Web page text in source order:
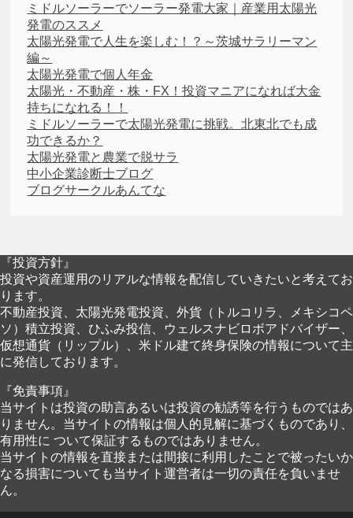
ミドルソーラーでソーラー発電大家｜産業用太陽光
発電のススメ
太陽光発電で人生を楽しむ！？～茨城サラリーマン
編～
太陽光発電で個人年金
太陽光・不動産・株・FX！投資マニアになれば大金
持ちになれる！！
ミドルソーラーで太陽光発電に挑戦。北東北でも成
功できるか？
太陽光発電と農業で脱サラ
中小企業診断士ブログ
ブログサークルあんてな
『投資方針』
投資や資産運用のリアルな情報を配信していきたいと考えてお
ります。
不動産投資、太陽光発電投資、外貨（トルコリラ、メキシコペ
ソ）積立投資、ひふみ投信、ウェルスナビロボアドバイザー、
仮想通貨（リップル）、米ドル建て終身保険の情報について主
に発信しております。
『免責事項』
当サイトは投資の助言あるいは投資の勧誘等を行うものではあ
りません。当サイトの情報は個人的見解に基づくものであり、
有用性に ついて保証するものではありません。
当サイトの情報を直接または間接に利用したことで被ったいか
なる損害についても当サイト運営者は一切の責任を負いませ
ん。